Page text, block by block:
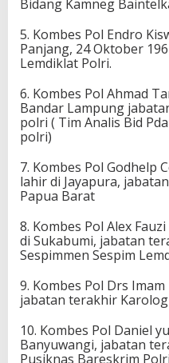
Bidang Kamneg
5. Kombes Pol Endro
Panjang, 24 Oktober
Lemdiklat Polri.
6. Kombes Pol Ahmad
Bandar Lampung
polri ( Tim Analis Bid
polri)
7. Kombes Pol Godhelp
lahir di Jayapura,
Papua Barat
8. Kombes Pol Alex Fauzi
di Sukabumi, jabatan
Sespimmen Sespim
9. Kombes Pol Drs
jabatan terakhir Karolog
10. Kombes Pol Daniel
Banyuwangi, jabatan
Pusiknas Bareskrim Polri